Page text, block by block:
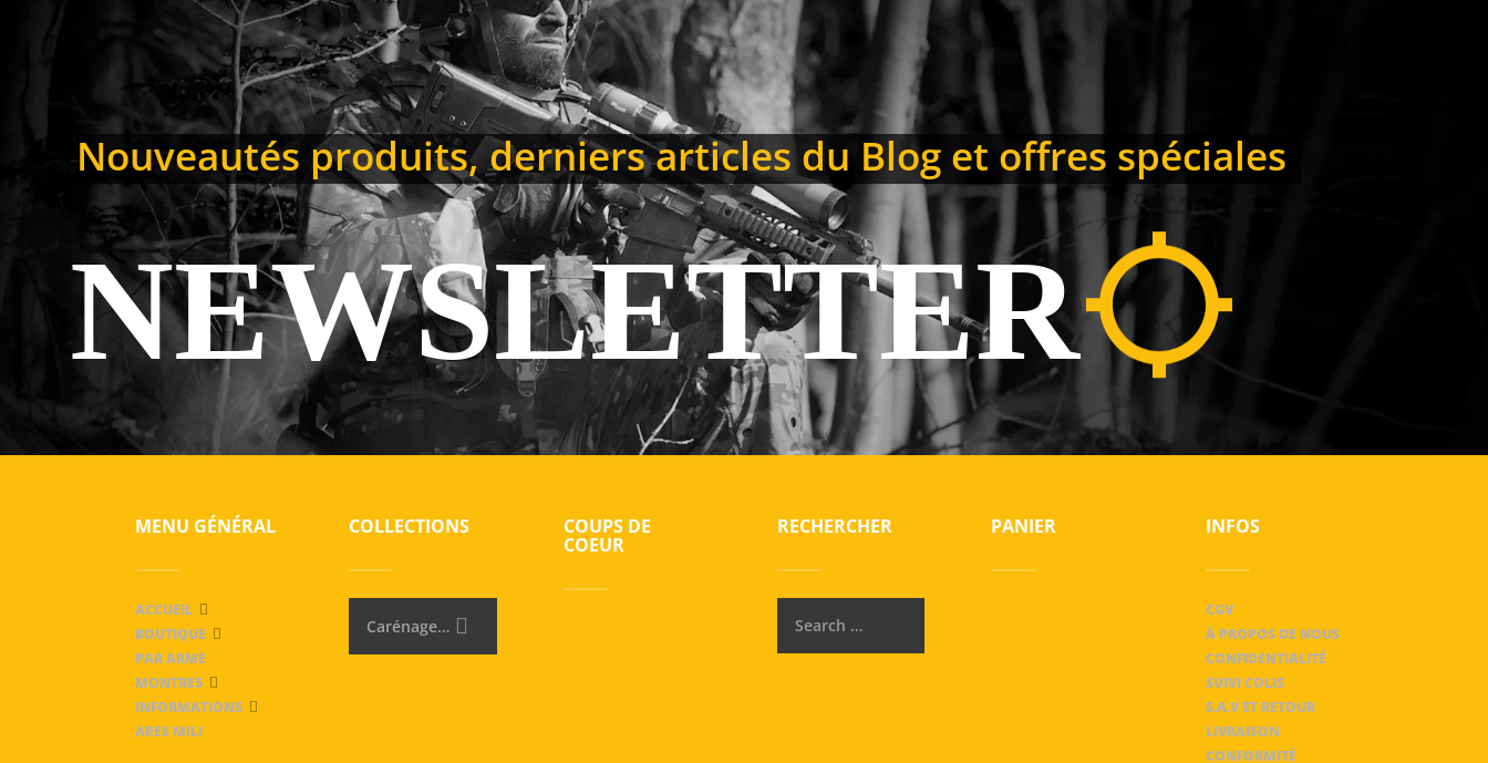
Nouveautés produits, derniers articles du Blog et offres spéciales
NEWSLETTER
MENU GÉNÉRAL
ACCUEIL
BOUTIQUE
PAR ARME
MONTRES
INFORMATIONS
ARES MILI
COLLECTIONS
Carénages & conversions pour Glock
COUPS DE
COEUR
RECHERCHER PANIER INFOS
CGV
À PROPOS DE NOUS
CONFIDENTIALITÉ
SUIVI COLIS
S.A.V ET RETOUR
LIVRAISON
CONFORMITÉ